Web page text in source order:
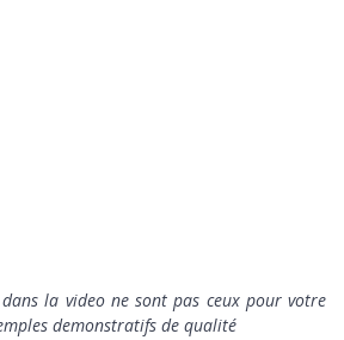
la video ne sont pas ceux pour votre
demonstratifs de qualité